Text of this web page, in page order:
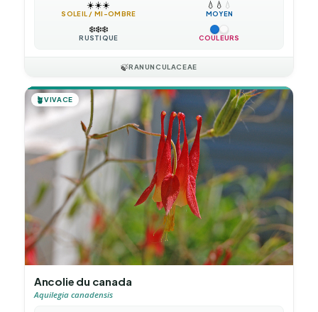
☀️☀️☀️
SOLEIL / MI-OMBRE
💧 💧 💧
MOYEN
❄️❄️❄️
RUSTIQUE COULEURS
🍃RANUNCULACEAE
🪴VIVACE
Ancolie du canada
Aquilegia canadensis